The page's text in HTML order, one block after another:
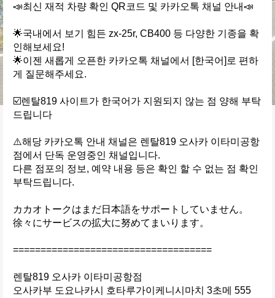
📣최신 재적 차량 확인 QR코드 및 카카오톡 채널 안내📣
🌟국내에서 보기 힘든 zx-25r, CB400 등 다양한 기종을 확
인해보세요!
🌟이젠 새롭게 오픈한 카카오톡 채널에서 [한국어]로 편하
게 질문해주세요.
☑️렌탈819 사이트가 한국어가 지원되지 않는 점 양해 부탁
드립니다
⚠️해당 카카오톡 안내 채널은 렌탈819 오사카 이타미공항
점에서 단독 운영중인 채널입니다.
다른 점포의 정보, 예약 내용 등은 확인 할 수 없는 점 확인
부탁드립니다.
カカオトークはまだ日本語をサポートしていません。
徐々にサービスの拡大に努めてまいります。
====================================
렌탈819 오사카 이타미공항점
오사카부 도요나카시 호타루가이케니시마치 3초메 555